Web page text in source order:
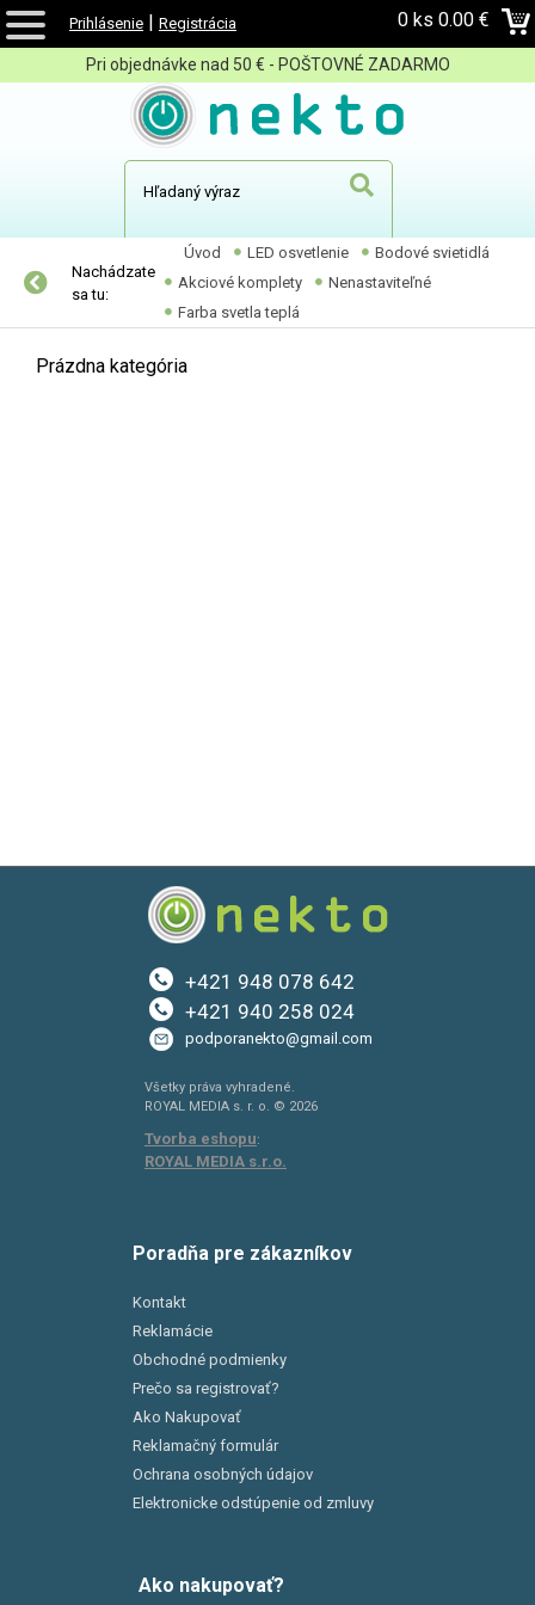
Prihlásenie | Registrácia 0 ks 0.00 €
Pri objednávke nad 50 € - POŠTOVNÉ ZADARMO
Nachádzate
sa tu:
Úvod LED osvetlenie
Bodové svietidlá
Akciové komplety
Nenastaviteľné
Farba svetla teplá
Prázdna kategória
+421 948 078 642
+421 940 258 024
podporanekto@gmail.com
Všetky práva vyhradené.
ROYAL MEDIA s. r. o. © 2026
Tvorba eshopu:
ROYAL MEDIA s.r.o.
Poradňa pre zákazníkov
Kontakt
Reklamácie
Obchodné podmienky
Prečo sa registrovať?
Ako Nakupovať
Reklamačný formulár
Ochrana osobných údajov
Elektronicke odstúpenie od zmluvy
Ako nakupovať?